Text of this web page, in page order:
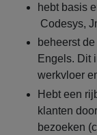
hebt basis
Codesys,
beheerst
Engels. Dit
werkvloer
Hebt een
klanten
bezoeken